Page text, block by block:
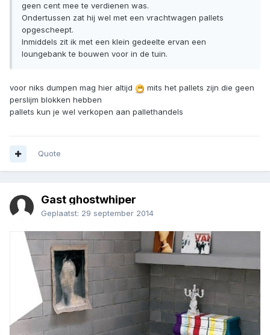
geen cent mee te verdienen was.
Ondertussen zat hij wel met een vrachtwagen pallets
opgescheept.
Inmiddels zit ik met een klein gedeelte ervan een
loungebank te bouwen voor in de tuin.
voor niks dumpen mag hier altijd
mits het pallets zijn die geen
perslijm blokken hebben
pallets kun je wel verkopen aan pallethandels
Quote
Gast ghostwhiper
Geplaatst: 29 september 2014